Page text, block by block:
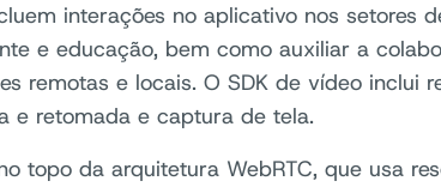
interações no aplicativo nos setores
e educação, bem como auxiliar a
remotas e locais. O SDK de vídeo inclui
e retomada e captura de tela.
topo da arquitetura WebRTC, que usa